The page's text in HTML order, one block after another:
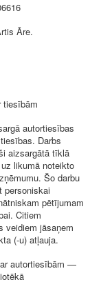
Āre.
tiesībām
autortiesības
Darbs
aizsargātā tīklā
likumā noteikto
Šo darbu
personiskai
pētījumam
Citiem
veidiem jāsaņem
(-u) atļauja.
autortiesībām —